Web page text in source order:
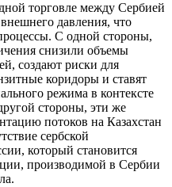
торговле между Сербией
давления, что
С одной стороны,
снизили объемы
создают риски для
коридоры и ставят
режима в контексте
стороны, эти же
потоков на Казахстан
сербской
который становится
производимой в Сербии